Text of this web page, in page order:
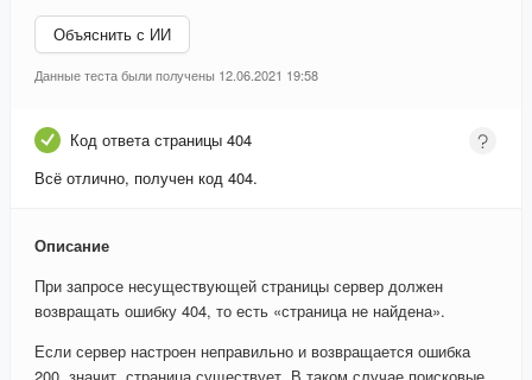
Объяснить с ИИ
Данные теста были получены 12.06.2021 19:58
Код ответа страницы 404
Всё отлично, получен код 404.
Описание
При запросе несуществующей страницы сервер должен
возвращать ошибку 404, то есть «страница не найдена».
Если сервер настроен неправильно и возвращается ошибка
200, значит, страница существует. В таком случае поисковые